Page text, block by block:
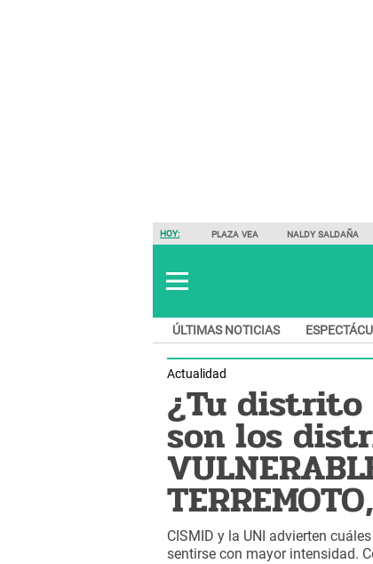
HOY: PLAZA VEA NALDY SALDAÑA
ÚLTIMAS NOTICIAS
Actualidad
¿Tu distrito
son los
CISMID y la UNI advierten
sentirse con mayor intensidad.